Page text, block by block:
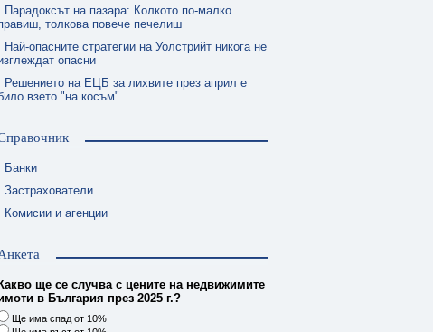
Парадоксът на пазара: Колкото по-малко
толкова повече печелиш
Най-опасните стратегии на Уолстрийт никога не
опасни
Решението на ЕЦБ за лихвите през април е
взето "на косъм"
Банки
Застрахователи
Комисии и агенции
Какво ще се случва с цените на недвижимите
в България през 2025 г.?
Ще има спад от 10%